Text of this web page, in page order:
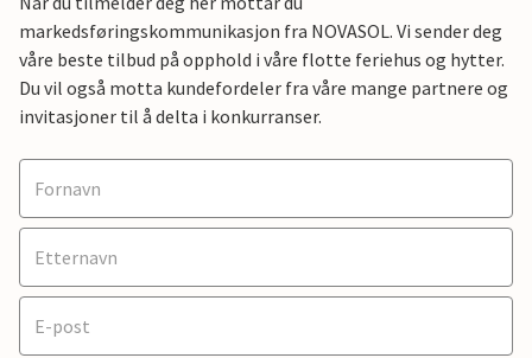
markedsføringskommunikasjon fra NOVASOL. Vi sender deg
våre beste tilbud på opphold i våre flotte feriehus og hytter.
Du vil også motta kundefordeler fra våre mange partnere og
invitasjoner til å delta i konkurranser.